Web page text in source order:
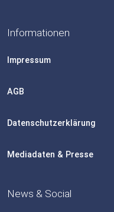
Informationen
Impressum
AGB
Datenschutzerklärung
Mediadaten & Presse
News & Social